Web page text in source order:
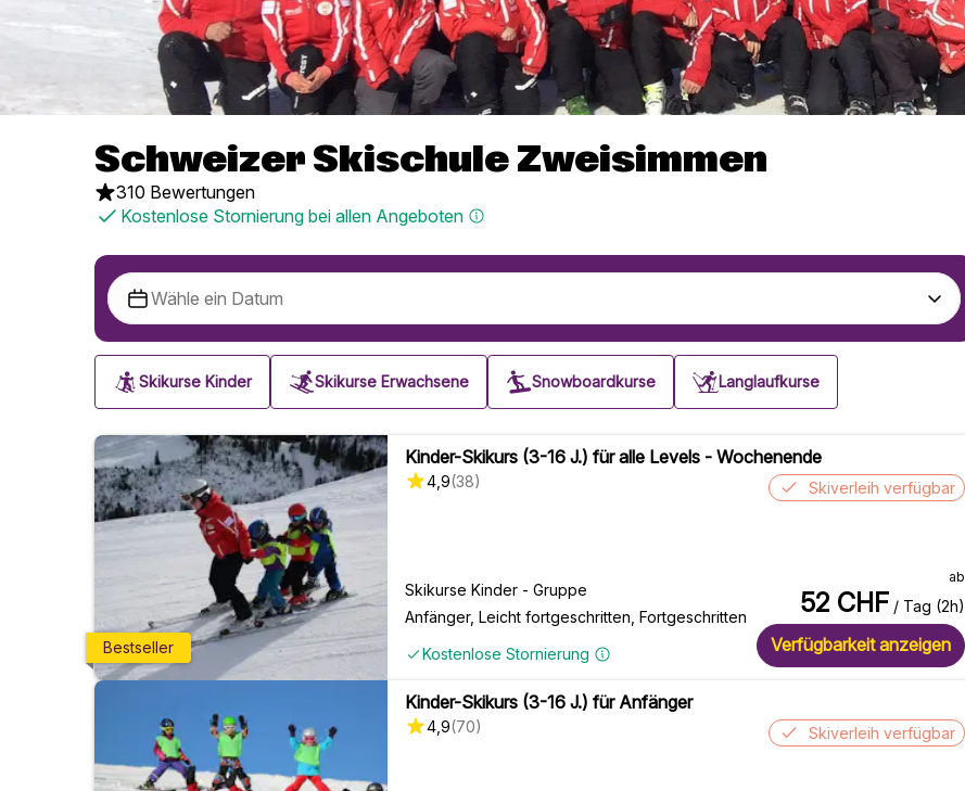
Schweizer Skischule Zweisimmen
310 Bewertungen
Kostenlose Stornierung bei allen Angeboten
Skikurse Kinder Skikurse Erwachsene Snowboardkurse Langlaufkurse
Bestseller
Kinder-Skikurs (3-16 J.) für alle Levels - Wochenende
4,9(38)
Skikurse Kinder - Gruppe
Anfänger, Leicht fortgeschritten, Fortgeschritten
Kostenlose Stornierung
Skiverleih verfügbar
ab
52 CHF / Tag (2h)
Verfügbarkeit anzeigen
Kinder-Skikurs (3-16 J.) für Anfänger
4,9(70) Skiverleih verfügbar